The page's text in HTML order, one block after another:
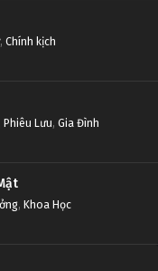
, Chính kịch
Phiêu Lưu, Gia Đình
, Khoa Học